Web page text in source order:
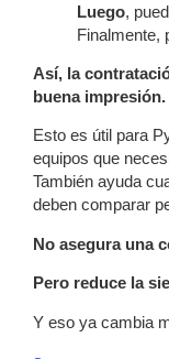
Luego,
Finalmente,
Así, la
buena impresión.
Esto es útil para
equipos que
También ayuda
deben comparar
No asegura una
Pero reduce la
Y eso ya cambia